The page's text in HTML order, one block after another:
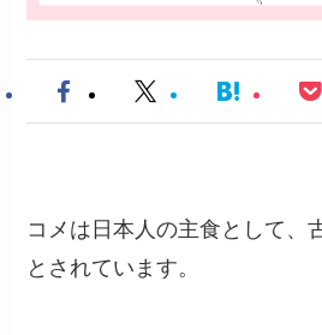
コメは日本人の主食として、
とされています。